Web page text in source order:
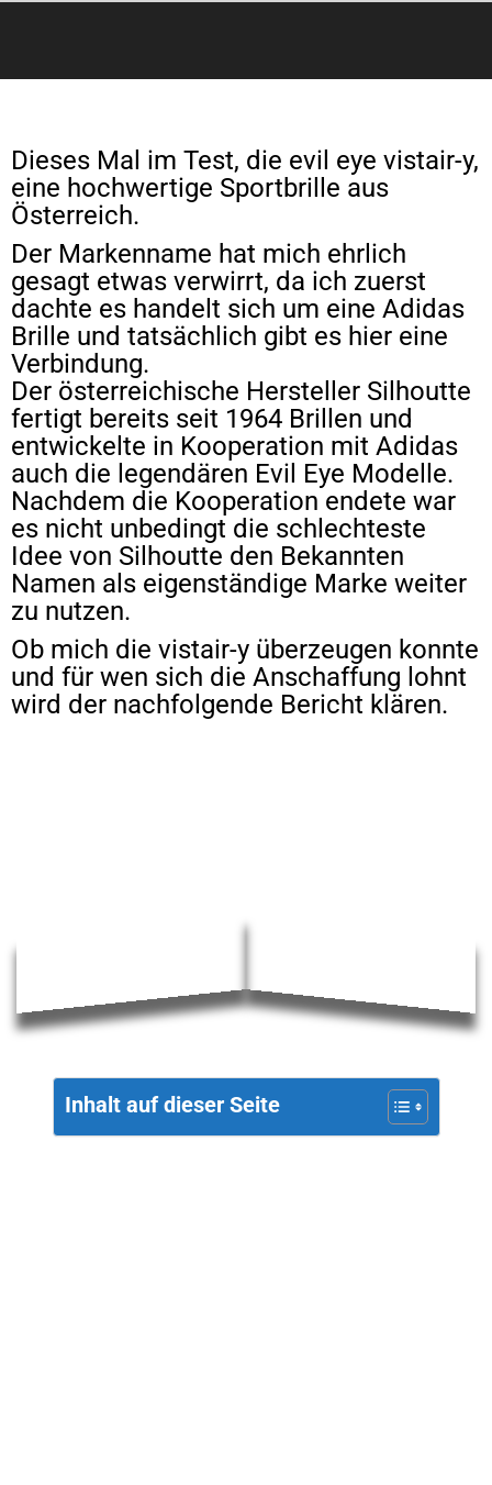
Dieses Mal im Test, die evil eye vistair-y,
eine hochwertige Sportbrille aus
Österreich.
Der Markenname hat mich ehrlich
gesagt etwas verwirrt, da ich zuerst
dachte es handelt sich um eine Adidas
Brille und tatsächlich gibt es hier eine
Verbindung.
Der österreichische Hersteller Silhoutte
fertigt bereits seit 1964 Brillen und
entwickelte in Kooperation mit Adidas
auch die legendären Evil Eye Modelle.
Nachdem die Kooperation endete war
es nicht unbedingt die schlechteste
Idee von Silhoutte den Bekannten
Namen als eigenständige Marke weiter
zu nutzen.
Ob mich die vistair-y überzeugen konnte
und für wen sich die Anschaffung lohnt
wird der nachfolgende Bericht klären.
Inhalt auf dieser Seite